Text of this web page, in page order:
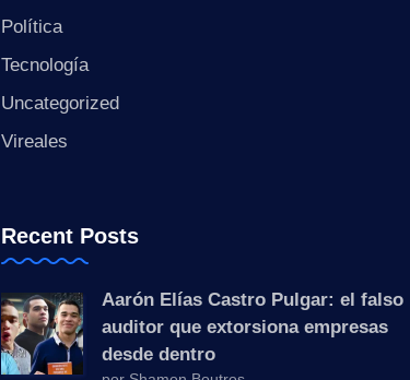
Política
Tecnología
Uncategorized
Vireales
Recent Posts
Aarón Elías Castro Pulgar: el falso
auditor que extorsiona empresas
desde dentro